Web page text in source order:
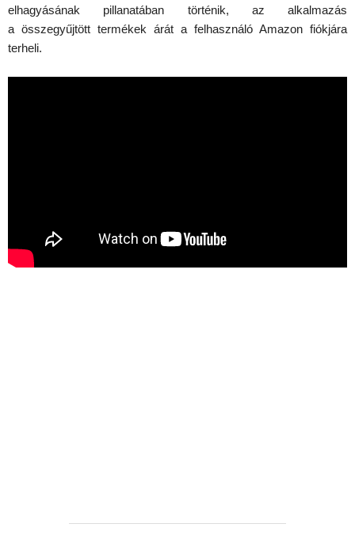
elhagyásának pillanatában történik, az alkalmazás
a összegyűjtött termékek árát a felhasználó Amazon fiókjára
terheli.